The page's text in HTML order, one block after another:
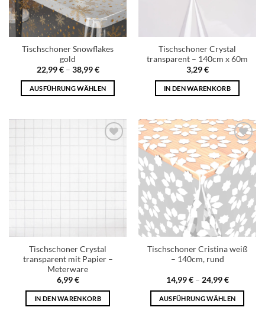
Tischschoner Snowflakes
gold
22,99€– 38,99€
AUSFÜHRUNG WÄHLEN
Tischschoner Crystal
transparent – 140cm x 60m
3,29€
IN DEN WARENKORB
Tischschoner Crystal
transparent mit Papier –
Meterware
6,99€
IN DEN WARENKORB
Add to
wishlist
Tischschoner Cristina weiß
– 140cm, rund
14,99€– 24,99€
AUSFÜHRUNG WÄHLEN